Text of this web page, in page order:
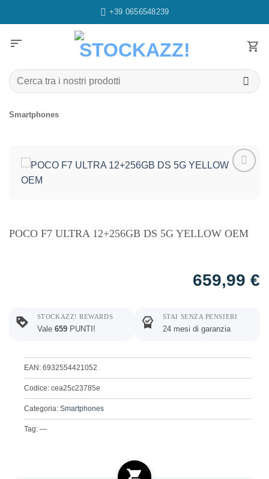
ai
+39 0656548239
sort
Cerca:
Smartphones
POCO F7 ULTRA 12+256GB DS 5G YELLOW OEM
659,99 €
STOCKAZZ! REWARDS
Vale 659 PUNTI!
STAI SENZA PENSIERI
24 mesi di garanzia
EAN: 6932554421052
Codice: cea25c23785e
Categoria: Smartphones
Tag: —